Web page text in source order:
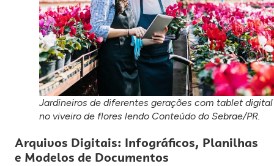
Jardineiros de diferentes gerações com tablet digital
no viveiro de flores lendo Conteúdo do Sebrae/PR.
Arquivos Digitais: Infográficos, Planilhas
e Modelos de Documentos